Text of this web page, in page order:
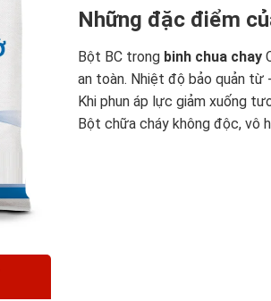
Những đặc điểm
Bột BC trong binh chua chay
an toàn. Nhiệt độ bảo quản từ
Khi phun áp lực giảm xuống
Bột chữa cháy không độc, vô